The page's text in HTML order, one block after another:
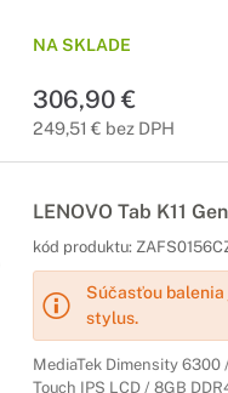
NA SKLADE
306,90 €
249,51 € bez DPH
LENOVO Tab K11
kód produktu:
Súčasťou balenia
stylus.
MediaTek Dimensity 6300
Touch IPS LCD / 8GB